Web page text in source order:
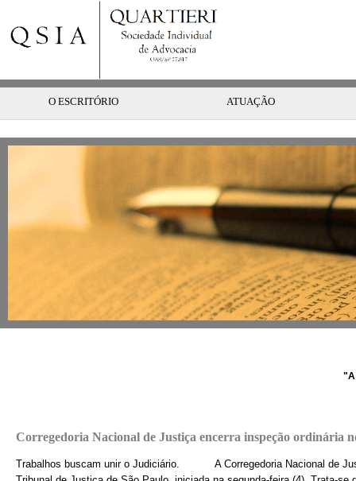
O ESCRITÓRIO ATUAÇÃO
"A
Corregedoria Nacional de Justiça encerra inspeção ordinária
Trabalhos buscam unir o Judiciário. A Corregedoria Nacional de